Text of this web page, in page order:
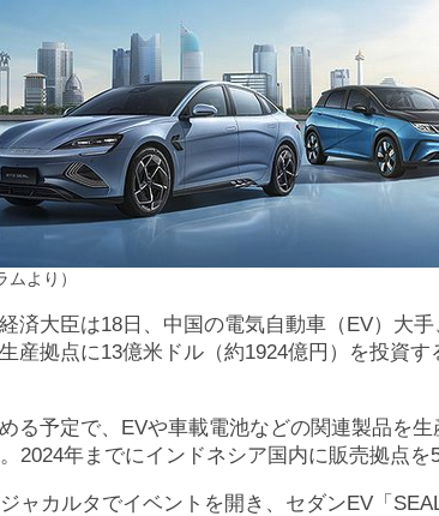
より）
済大臣は18日、中国の電気自動車（EV）大
産拠点に13億米ドル（約1924億円）を投資す
る予定で、EVや車載電池などの関連製品を
2024年までにインドネシア国内に販売拠点を
ャカルタでイベントを開き、セダンEV「